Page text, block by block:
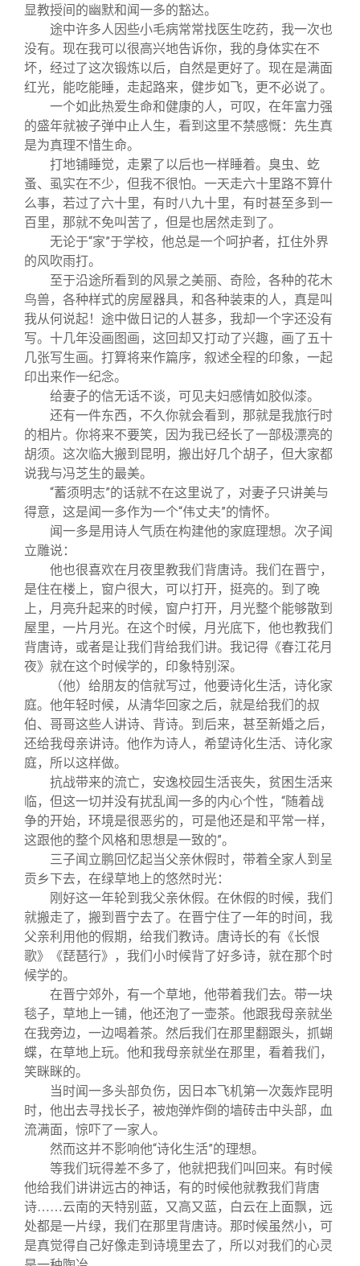
显教授间的幽默和闻一多的豁达。
途中许多人因些小毛病常常找医生吃药，我一次也
没有。现在我可以很高兴地告诉你，我的身体实在不
坏，经过了这次锻炼以后，自然是更好了。现在是满面
红光，能吃能睡，走起路来，健步如飞，更不必说了。
一个如此热爱生命和健康的人，可叹，在年富力强
的盛年就被子弹中止人生，看到这里不禁感慨：先生真
是为真理不惜生命。
打地铺睡觉，走累了以后也一样睡着。臭虫、虼
蚤、虱实在不少，但我不很怕。一天走六十里路不算什
么事，若过了六十里，有时八九十里，有时甚至多到一
百里，那就不免叫苦了，但是也居然走到了。
无论于“家”于学校，他总是一个呵护者，扛住外界
的风吹雨打。
至于沿途所看到的风景之美丽、奇险，各种的花木
鸟兽，各种样式的房屋器具，和各种装束的人，真是叫
我从何说起！途中做日记的人甚多，我却一个字还没有
写。十几年没画图画，这回却又打动了兴趣，画了五十
几张写生画。打算将来作篇序，叙述全程的印象，一起
印出来作一纪念。
给妻子的信无话不谈，可见夫妇感情如胶似漆。
还有一件东西，不久你就会看到，那就是我旅行时
的相片。你将来不要笑，因为我已经长了一部极漂亮的
胡须。这次临大搬到昆明，搬出好几个胡子，但大家都
说我与冯芝生的最美。
“蓄须明志”的话就不在这里说了，对妻子只讲美与
得意，这是闻一多作为一个“伟丈夫”的情怀。
闻一多是用诗人气质在构建他的家庭理想。次子闻
立雕说：
他也很喜欢在月夜里教我们背唐诗。我们在晋宁，
是住在楼上，窗户很大，可以打开，挺亮的。到了晚
上，月亮升起来的时候，窗户打开，月光整个能够散到
屋里，一片月光。在这个时候，月光底下，他也教我们
背唐诗，或者是让我们背给我们讲。我记得《春江花月
夜》就在这个时候学的，印象特别深。
（他）给朋友的信就写过，他要诗化生活，诗化家
庭。他年轻时候，从清华回家之后，就是给我们的叔
伯、哥哥这些人讲诗、背诗。到后来，甚至新婚之后，
还给我母亲讲诗。他作为诗人，希望诗化生活、诗化家
庭，所以这样做。
抗战带来的流亡，安逸校园生活丧失，贫困生活来
临，但这一切并没有扰乱闻一多的内心个性，“随着战
争的开始，环境是很恶劣的，可是他还是和平常一样，
这跟他的整个风格和思想是一致的”。
三子闻立鹏回忆起当父亲休假时，带着全家人到呈
贡乡下去，在绿草地上的悠然时光：
刚好这一年轮到我父亲休假。在休假的时候，我们
就搬走了，搬到晋宁去了。在晋宁住了一年的时间，我
父亲利用他的假期，给我们教诗。唐诗长的有《长恨
歌》《琵琶行》，我们小时候背了好多诗，就在那个时
候学的。
在晋宁郊外，有一个草地，他带着我们去。带一块
毯子，草地上一铺，他还泡了一壶茶。他跟我母亲就坐
在我旁边，一边喝着茶。然后我们在那里翻跟头，抓蝴
蝶，在草地上玩。他和我母亲就坐在那里，看着我们，
笑眯眯的。
当时闻一多头部负伤，因日本飞机第一次轰炸昆明
时，他出去寻找长子，被炮弹炸倒的墙砖击中头部，血
流满面，惊吓了一家人。
然而这并不影响他“诗化生活”的理想。
等我们玩得差不多了，他就把我们叫回来。有时候
他给我们讲讲远古的神话，有的时候他就教我们背唐
诗……云南的天特别蓝，又高又蓝，白云在上面飘，远
处都是一片绿，我们在那里背唐诗。那时候虽然小，可
是真觉得自己好像走到诗境里去了，所以对我们的心灵